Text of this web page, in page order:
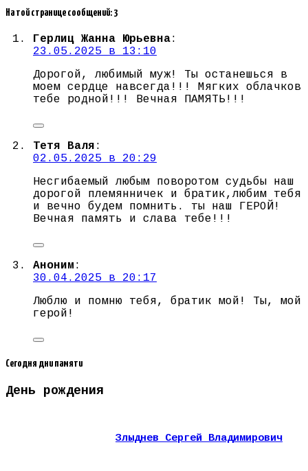
На той странице сообщений: 3
Герлиц Жанна Юрьевна:
23.05.2025 в 13:10
Дорогой, любимый муж! Ты останешься в
моем сердце навсегда!!! Мягких облачков
тебе родной!!! Вечная ПАМЯТЬ!!!
Тетя Валя :
02.05.2025 в 20:29
Несгибаемый любым поворотом судьбы наш
дорогой племянничек и братик,любим тебя
и вечно будем помнить. ты наш ГЕРОЙ!
Вечная память и слава тебе!!!
Аноним :
30.04.2025 в 20:17
Люблю и помню тебя, братик мой! Ты, мой
герой!
Сегодня дни памяти
День рождения
Злыднев Сергей Владимирович